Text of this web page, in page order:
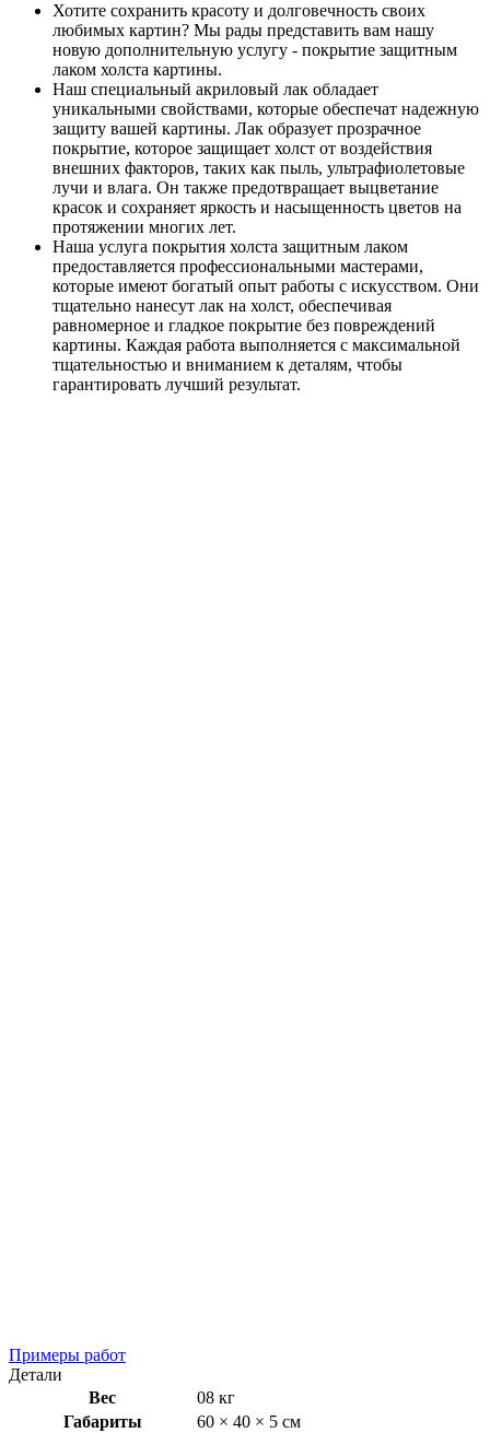
Хотите сохранить красоту и долговечность своих
любимых картин? Мы рады представить вам нашу
новую дополнительную услугу - покрытие защитным
лаком холста картины.
Наш специальный акриловый лак обладает
уникальными свойствами, которые обеспечат надежную
защиту вашей картины. Лак образует прозрачное
покрытие, которое защищает холст от воздействия
внешних факторов, таких как пыль, ультрафиолетовые
лучи и влага. Он также предотвращает выцветание
красок и сохраняет яркость и насыщенность цветов на
протяжении многих лет.
Наша услуга покрытия холста защитным лаком
предоставляется профессиональными мастерами,
которые имеют богатый опыт работы с искусством. Они
тщательно нанесут лак на холст, обеспечивая
равномерное и гладкое покрытие без повреждений
картины. Каждая работа выполняется с максимальной
тщательностью и вниманием к деталям, чтобы
гарантировать лучший результат.
Примеры работ
Детали
Вес
08 кг
Габариты
60 × 40 × 5 см